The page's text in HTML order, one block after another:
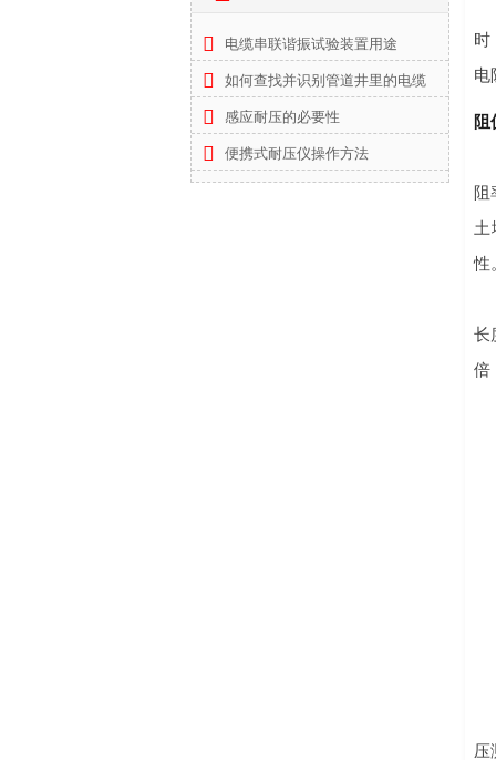
电缆串联谐振试验装置用途
如何查找并识别管道井里的电缆
感应耐压的必要性
便携式耐压仪操作方法
时
电
阻
阻
土
性
长
倍
压